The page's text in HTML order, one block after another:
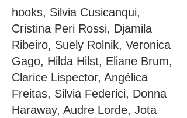
hooks, Silvia Cusicanqui,
Cristina Peri Rossi, Djamila
Ribeiro, Suely Rolnik, Veronica
Gago, Hilda Hilst, Eliane Brum,
Clarice Lispector, Angélica
Freitas, Silvia Federici, Donna
Haraway, Audre Lorde, Jota